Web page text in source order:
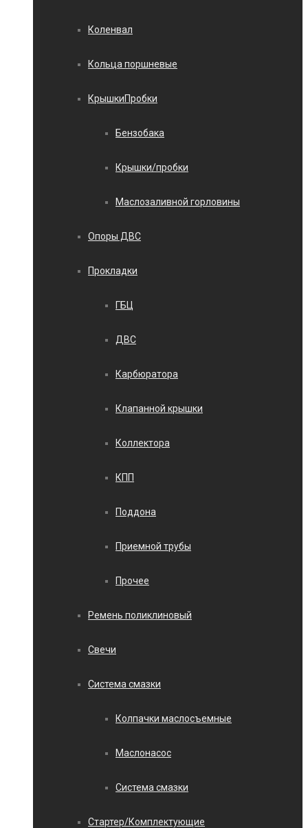
Коленвал
Кольца поршневые
КрышкиПробки
Бензобака
Крышки/пробки
Маслозаливной горловины
Опоры ДВС
Прокладки
ГБЦ
ДВС
Карбюратора
Клапанной крышки
Коллектора
КПП
Поддона
Приемной трубы
Прочее
Ремень поликлиновый
Свечи
Система смазки
Колпачки маслосъемные
Маслонасос
Система смазки
Стартер/Комплектующие